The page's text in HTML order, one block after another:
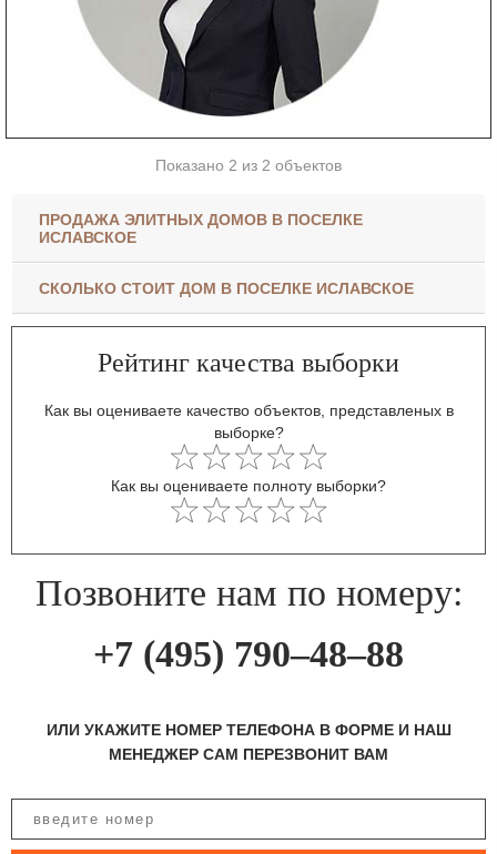
Показано 2 из 2 объектов
ПРОДАЖА ЭЛИТНЫХ ДОМОВ В ПОСЕЛКЕ
ИСЛАВСКОЕ
СКОЛЬКО СТОИТ ДОМ В ПОСЕЛКЕ ИСЛАВСКОЕ
Рейтинг качества выборки
Как вы оцениваете качество объектов, представленых в
выборке?
Как вы оцениваете полноту выборки?
Позвоните нам по номеру:
+7 (495) 790–48–88
ИЛИ УКАЖИТЕ НОМЕР ТЕЛЕФОНА В ФОРМЕ И НАШ
МЕНЕДЖЕР САМ ПЕРЕЗВОНИТ ВАМ